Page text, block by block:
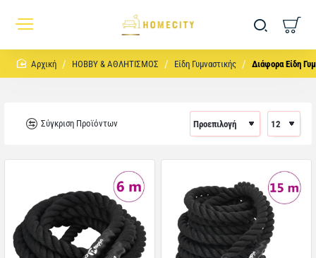
homeHOBBY & ΑΘΛΗΤΙΣΜΟΣ Είδη Γυμναστικής Διάφορα Είδη
Σύγκριση Προϊόντων